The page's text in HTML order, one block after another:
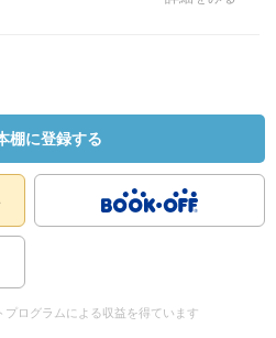
棚に登録する
ログラムによる収益を得ています